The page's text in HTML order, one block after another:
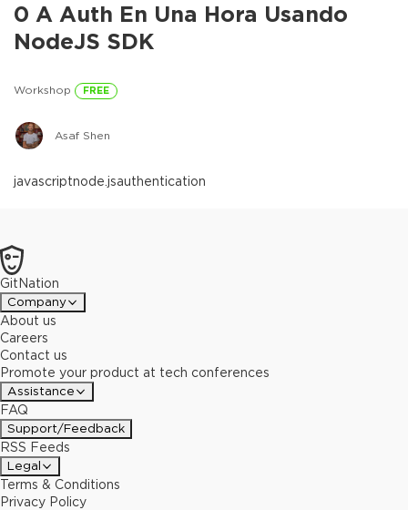
0 A Auth En Una Hora Usando
NodeJS SDK
Workshop FREE
Asaf Shen
javascriptnode.jsauthentication
GitNation
Company
About us
Careers
Contact us
Promote your product at tech conferences
Assistance
FAQ
Support/Feedback
RSS Feeds
Legal
Terms & Conditions
Privacy Policy